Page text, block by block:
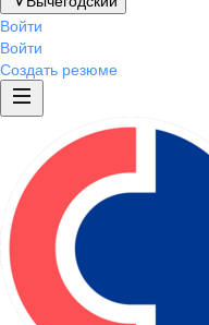
Войти
Войти
Создать резюме